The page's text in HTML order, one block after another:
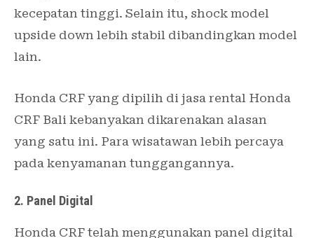
kecepatan tinggi. Selain itu, shock model
upside down lebih stabil dibandingkan model
lain.
Honda CRF yang dipilih di jasa rental Honda
CRF Bali kebanyakan dikarenakan alasan
yang satu ini. Para wisatawan lebih percaya
pada kenyamanan tunggangannya.
2. Panel Digital
Honda CRF telah menggunakan panel digital